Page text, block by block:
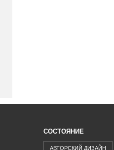
СОСТОЯНИЕ
АВТОРСКИЙ ДИЗАЙН